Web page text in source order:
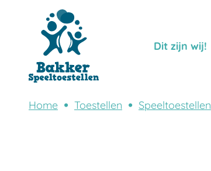
Dit zijn wij!
Home Toestellen Speeltoestellen